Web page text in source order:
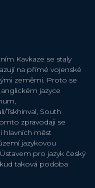
Kavkaze se staly
na přímé vojenské
zeměmi. Proto se
jazyce
Tskhinval, South
zpravodaji se
hlavních měst
jazykovou
pro jazyk český
taková podoba